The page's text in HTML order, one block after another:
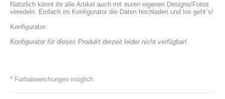
Natürlich könnt ihr alle Artikel auch mit euren eigenen Designs/Fotos
veredeln. Einfach im Konfigurator die Daten hochladen und los geht`s!
Konfigurator:
Konfigurator für dieses Produkt derzeit leider nicht verfügbar!
* Farbabweichungen möglich